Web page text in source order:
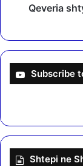
n
h
i
m
t
p
ë
Qeveria
Subscribe
Shtepi ne